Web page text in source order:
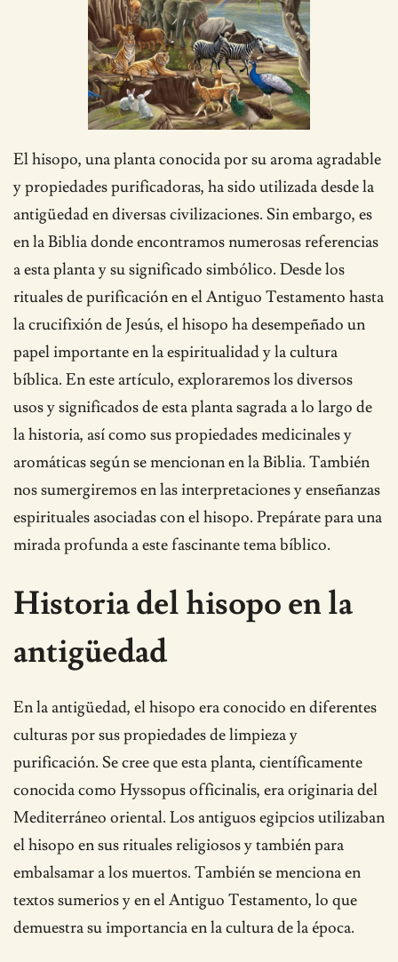
El hisopo, una planta conocida por su aroma agradable
y propiedades purificadoras, ha sido utilizada desde la
antigüedad en diversas civilizaciones. Sin embargo, es
en la Biblia donde encontramos numerosas referencias
a esta planta y su significado simbólico. Desde los
rituales de purificación en el Antiguo Testamento hasta
la crucifixión de Jesús, el hisopo ha desempeñado un
papel importante en la espiritualidad y la cultura
bíblica. En este artículo, exploraremos los diversos
usos y significados de esta planta sagrada a lo largo de
la historia, así como sus propiedades medicinales y
aromáticas según se mencionan en la Biblia. También
nos sumergiremos en las interpretaciones y enseñanzas
espirituales asociadas con el hisopo. Prepárate para una
mirada profunda a este fascinante tema bíblico.
Historia del hisopo en la
antigüedad
En la antigüedad, el hisopo era conocido en diferentes
culturas por sus propiedades de limpieza y
purificación. Se cree que esta planta, científicamente
conocida como Hyssopus officinalis, era originaria del
Mediterráneo oriental. Los antiguos egipcios utilizaban
el hisopo en sus rituales religiosos y también para
embalsamar a los muertos. También se menciona en
textos sumerios y en el Antiguo Testamento, lo que
demuestra su importancia en la cultura de la época.